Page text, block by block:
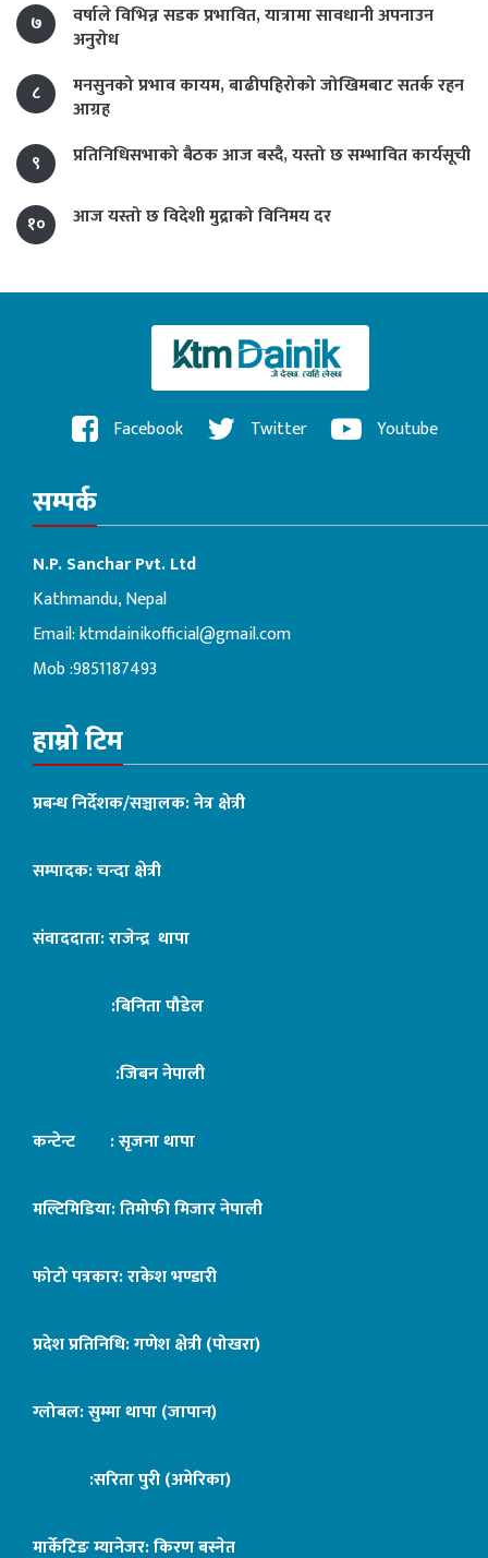
७
वर्षाले विभिन्न सडक प्रभावित, यात्रामा सावधानी अपनाउन
अनुरोध
८
मनसुनको प्रभाव कायम, बाढीपहिरोको जोखिमबाट सतर्क रहन
आग्रह
९
प्रतिनिधिसभाको बैठक आज बस्दै, यस्तो छ सम्भावित कार्यसूची
१० आज यस्तो छ विदेशी मुद्राको विनिमय दर
Facebook Twitter Youtube
सम्पर्क
N.P. Sanchar Pvt. Ltd
Kathmandu, Nepal
Email:ktmdainikofficial@gmail.com
Mob :9851187493
हाम्रो टिम
प्रबन्ध निर्देशक/सञ्चालक: नेत्र क्षेत्री
सम्पादक: चन्दा क्षेत्री
संवाददाता: राजेन्द्र थापा
:बिनिता पौडेल
:जिबन नेपाली
कन्टेन्ट : सृजना थापा
मल्टिमिडिया: तिमोफी मिजार नेपाली
फोटो पत्रकार: राकेश भण्डारी
प्रदेश प्रतिनिधि: गणेश क्षेत्री (पोखरा)
ग्लोबल: सुम्मा थापा (जापान)
:सरिता पुरी (अमेरिका)
मार्केटिङ म्यानेजर: किरण बस्नेत